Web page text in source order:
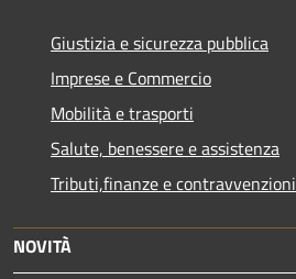
Giustizia e sicurezza pubblica
Imprese e Commercio
Mobilità e trasporti
Salute, benessere e assistenza
Tributi,finanze e contravvenzioni
NOVITÀ